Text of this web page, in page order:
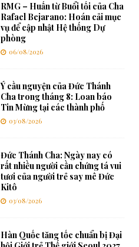
RMG – Huấn từ Buổi tối của Cha
Rafael Bejarano: Hoán cải mục
vụ để cập nhật Hệ thống Dự
phòng
06/08/2026
Ý cầu nguyện của Đức Thánh
Cha trong tháng 8: Loan báo
Tin Mừng tại các thành phố
03/08/2026
Đức Thánh Cha: Ngày nay có
rất nhiều người cần chứng tá vui
tươi của người trẻ say mê Đức
Kitô
03/08/2026
Hàn Quốc tăng tốc chuẩn bị Đại